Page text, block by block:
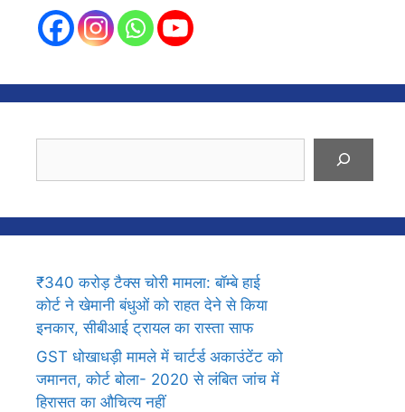
₹340 करोड़ टैक्स चोरी मामला: बॉम्बे हाई
कोर्ट ने खेमानी बंधुओं को राहत देने से किया
इनकार, सीबीआई ट्रायल का रास्ता साफ
GST धोखाधड़ी मामले में चार्टर्ड अकाउंटेंट को
जमानत, कोर्ट बोला- 2020 से लंबित जांच में
हिरासत का औचित्य नहीं